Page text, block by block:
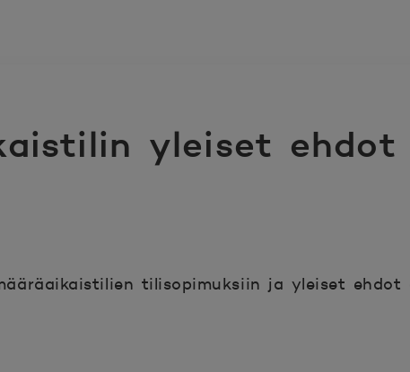
yleiset ehdot
tilisopimuksiin ja yleiset ehdot